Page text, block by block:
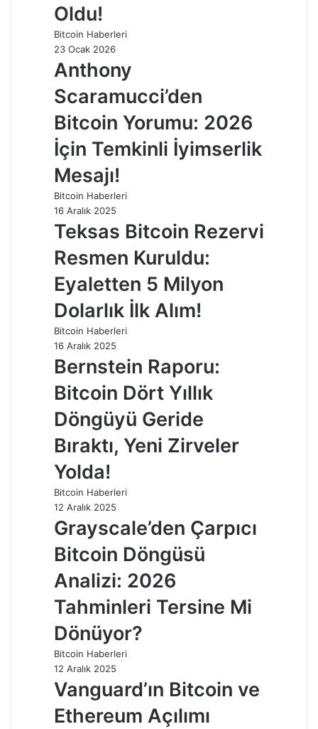
Oldu!
Bitcoin Haberleri
23 Ocak 2026
Anthony
Scaramucci’den
Bitcoin Yorumu: 2026
İçin Temkinli İyimserlik
Mesajı!
Bitcoin Haberleri
16 Aralık 2025
Teksas Bitcoin Rezervi
Resmen Kuruldu:
Eyaletten 5 Milyon
Dolarlık İlk Alım!
Bitcoin Haberleri
16 Aralık 2025
Bernstein Raporu:
Bitcoin Dört Yıllık
Döngüyü Geride
Bıraktı, Yeni Zirveler
Yolda!
Bitcoin Haberleri
12 Aralık 2025
Grayscale’den Çarpıcı
Bitcoin Döngüsü
Analizi: 2026
Tahminleri Tersine Mi
Dönüyor?
Bitcoin Haberleri
12 Aralık 2025
Vanguard’ın Bitcoin ve
Ethereum Açılımı